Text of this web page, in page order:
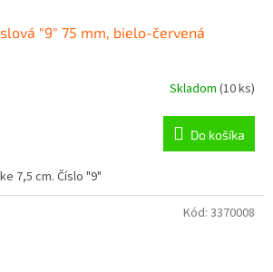
"9" 75 mm, bielo-červená
Skladom (10 ks)
Do košíka
7,5 cm. Číslo "9"
Kód: 3370008